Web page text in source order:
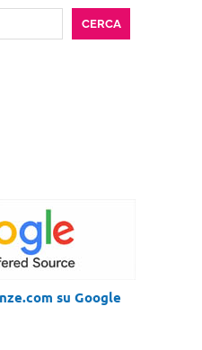
CERCA
su Google